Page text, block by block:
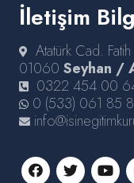
İletişim
Atatürk Cad.
01060 Seyhan /
0322 454 00
0 (533) 061 85